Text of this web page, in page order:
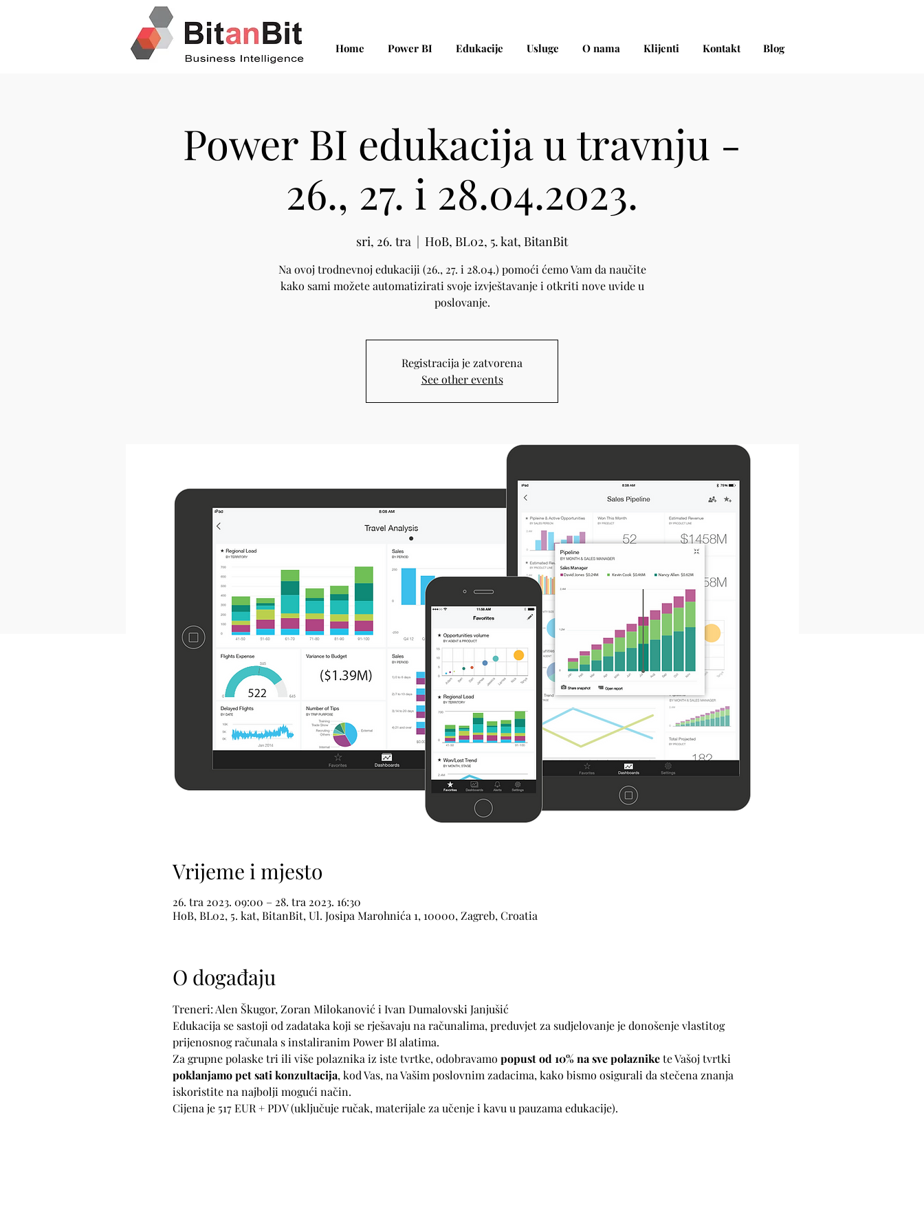
Home Power BI Edukacije Usluge O nama Klijenti Kontakt Blog
Power BI edukacija u travnju -
26., 27. i 28.04.2023.
sri, 26. tra
  |
HoB, BL02, 5. kat, BitanBit
Na ovoj trodnevnoj edukaciji (26., 27. i 28.04.) pomoći ćemo Vam da naučite
kako sami možete automatizirati svoje izvještavanje i otkriti nove uvide u
poslovanje.
Registracija je zatvorena
See other events
Vrijeme i mjesto
26. tra 2023. 09:00 – 28. tra 2023. 16:30
HoB, BL02, 5. kat, BitanBit, Ul. Josipa Marohnića 1, 10000, Zagreb, Croatia
O događaju
Treneri: Alen Škugor, Zoran Milokanović i Ivan Dumalovski Janjušić
Edukacija se sastoji od zadataka koji se rješavaju na računalima, preduvjet za sudjelovanje je donošenje vlastitog
prijenosnog računala s instaliranim Power BI alatima.
Za grupne polaske tri ili više polaznika iz iste tvrtke, odobravamo popust od 10% na sve polaznike te Vašoj tvrtki
poklanjamo pet sati konzultacija, kod Vas, na Vašim poslovnim zadacima, kako bismo osigurali da stečena znanja
iskoristite na najbolji mogući način.
Cijena je 517 EUR + PDV (uključuje ručak, materijale za učenje i kavu u pauzama edukacije).